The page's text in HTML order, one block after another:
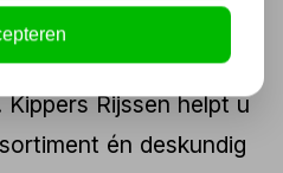
waarop u uw
hoe soepel het
Rijssen helpt u
én deskundig